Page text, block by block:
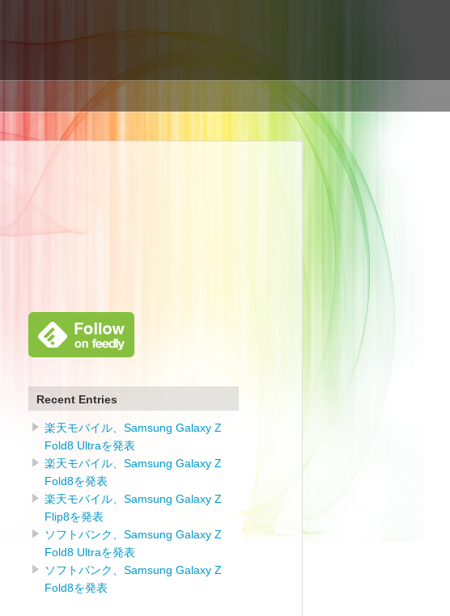
Recent Entries
楽天モバイル、Samsung Galaxy Z
Fold8 Ultraを発表
楽天モバイル、Samsung Galaxy Z
Fold8を発表
楽天モバイル、Samsung Galaxy Z
Flip8を発表
ソフトバンク、Samsung Galaxy Z
Fold8 Ultraを発表
ソフトバンク、Samsung Galaxy Z
Fold8を発表